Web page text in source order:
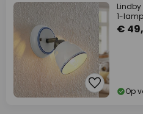
Lindby
1-
€
Op